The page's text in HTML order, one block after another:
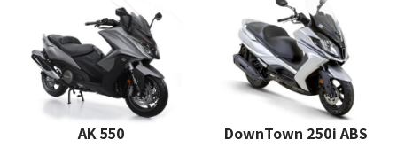
DownTown 250i ABS
AK 550